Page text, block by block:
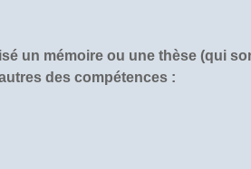
un mémoire ou une thèse (qui
des compétences :